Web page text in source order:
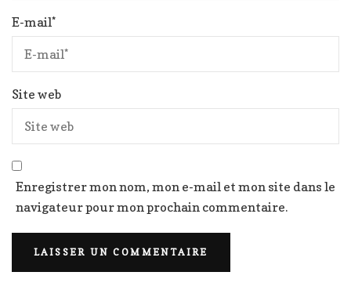
E-mail*
Site web
Enregistrer mon nom, mon e-mail et mon site dans le
navigateur pour mon prochain commentaire.